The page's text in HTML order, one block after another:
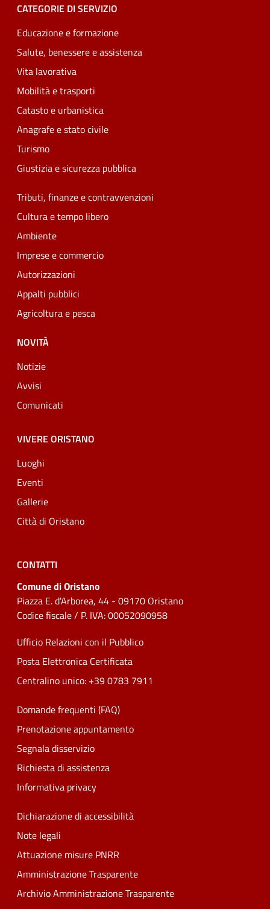
CATEGORIE DI SERVIZIO
Educazione e formazione
Salute, benessere e assistenza
Vita lavorativa
Mobilità e trasporti
Catasto e urbanistica
Anagrafe e stato civile
Turismo
Giustizia e sicurezza pubblica
Tributi, finanze e contravvenzioni
Cultura e tempo libero
Ambiente
Imprese e commercio
Autorizzazioni
Appalti pubblici
Agricoltura e pesca
NOVITÀ
Notizie
Avvisi
Comunicati
VIVERE ORISTANO
Luoghi
Eventi
Gallerie
Città di Oristano
CONTATTI
Comune di Oristano
Piazza E. d'Arborea, 44 - 09170 Oristano
Codice fiscale / P. IVA: 00052090958
Ufficio Relazioni con il Pubblico
Posta Elettronica Certificata
Centralino unico: +39 0783 7911
Domande frequenti (FAQ)
Prenotazione appuntamento
Segnala disservizio
Richiesta di assistenza
Informativa privacy
Dichiarazione di accessibilità
Note legali
Attuazione misure PNRR
Amministrazione Trasparente
Archivio Amministrazione Trasparente